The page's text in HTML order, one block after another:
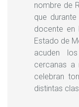
nombre de
que
docente en
Estado de
acuden
cercanas a
celebran
distintas